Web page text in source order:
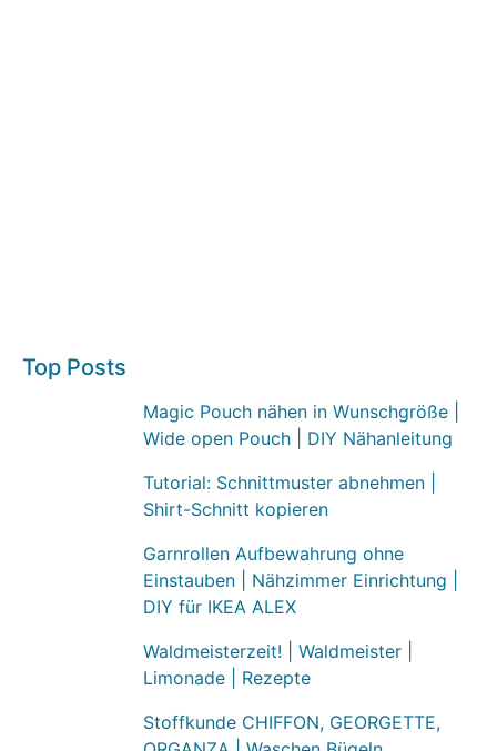
Top Posts
Magic Pouch nähen in Wunschgröße |
Wide open Pouch | DIY Nähanleitung
Tutorial: Schnittmuster abnehmen |
Shirt-Schnitt kopieren
Garnrollen Aufbewahrung ohne
Einstauben | Nähzimmer Einrichtung |
DIY für IKEA ALEX
Waldmeisterzeit! | Waldmeister |
Limonade | Rezepte
Stoffkunde CHIFFON, GEORGETTE,